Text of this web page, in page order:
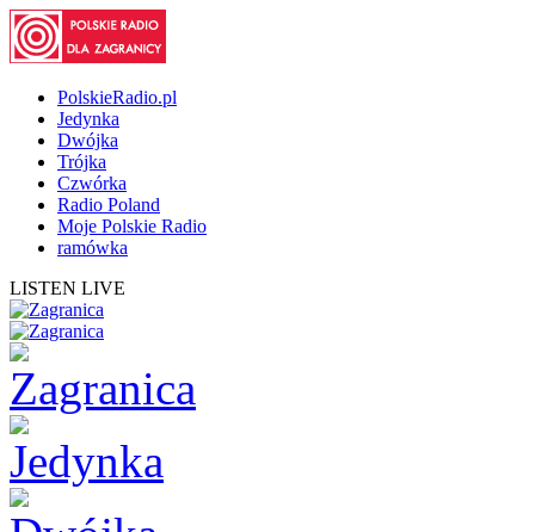
PolskieRadio.pl
Jedynka
Dwójka
Trójka
Czwórka
Radio Poland
Moje Polskie Radio
ramówka
LISTEN LIVE